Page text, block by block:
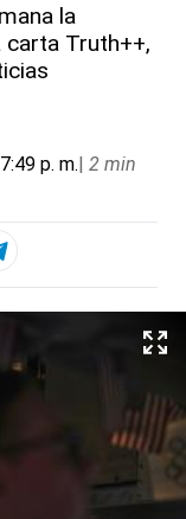
la
Truth++,
p. m.| 2 min